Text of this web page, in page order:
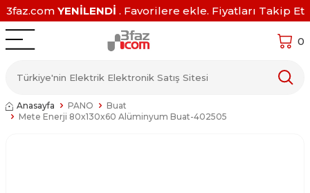
3faz.com YENİLENDİ . Favorilere ekle. Fiyatları Takip Et
0
Anasayfa PANO
Buat
Mete Enerji 80x130x60 Alüminyum Buat-402505